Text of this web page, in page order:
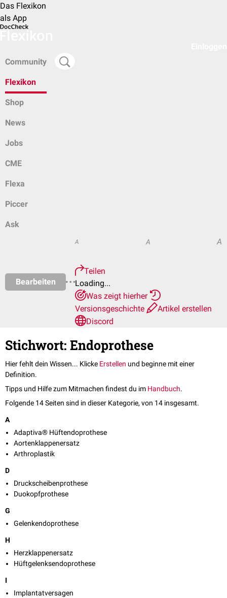
Das Flexikon
als App
Community
Flexikon
Shop
News
Jobs
CME
Flexa
Piccer
Ask
Bearbeiten
A A A
Teilen
Loading...
Was zeigt hierher
Versionsgeschichte
Artikel erstellen
Discord
Stichwort: Endoprothese
Hier fehlt dein Wissen... Klicke Erstellen und beginne mit einer
Definition.
Tipps und Hilfe zum Mitmachen findest du im Handbuch.
Folgende 14 Seiten sind in dieser Kategorie, von 14 insgesamt.
A
Adaptiva® Hüftendoprothese
Aortenklappenersatz
Arthroplastik
D
Druckscheibenprothese
Duokopfprothese
G
Gelenkendoprothese
H
Herzklappenersatz
Hüftgelenksendoprothese
I
Implantatversagen